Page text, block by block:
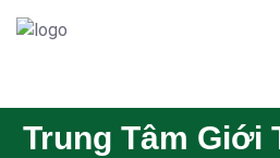
Trung Tâm Giới